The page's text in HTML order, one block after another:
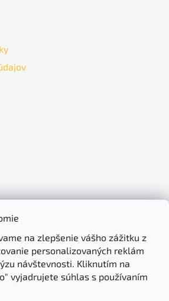
na zlepšenie vášho zážitku z
personalizovaných reklám
návštevnosti. Kliknutím na
vyjadrujete súhlas s používaním